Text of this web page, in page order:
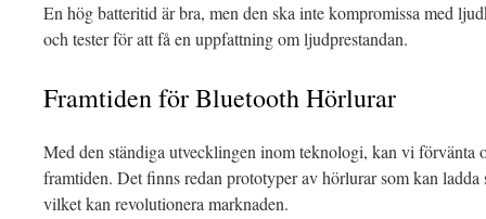
En hög batteritid är bra, men den ska inte kompromissa med
och tester för att få en uppfattning om ljudprestandan.
Framtiden för Bluetooth Hörlurar
Med den ständiga utvecklingen inom teknologi, kan vi förvänta
framtiden. Det finns redan prototyper av hörlurar som kan
vilket kan revolutionera marknaden.